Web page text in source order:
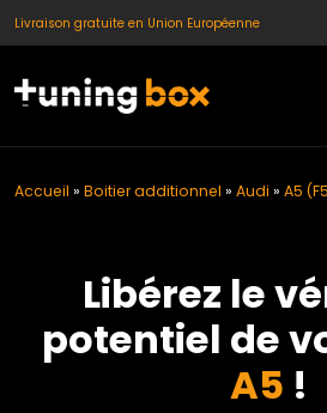
Livraison gratuite en Union Européenne
Accueil » Boitier additionnel » Audi » A5
Libérez le
potentiel de
A5 !